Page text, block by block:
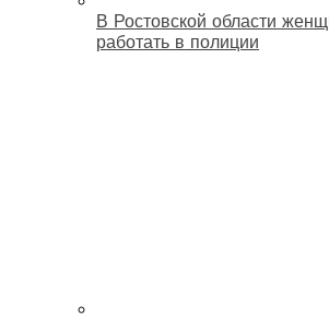
В Ростовской области
работать в полиции